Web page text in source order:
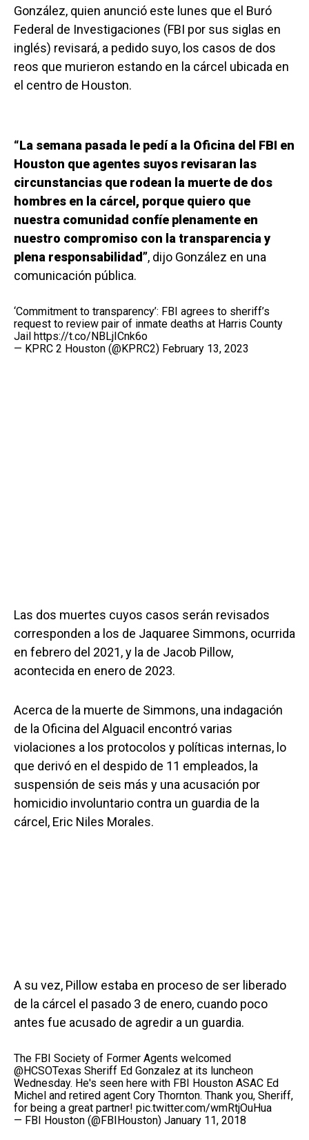
González, quien anunció este lunes que el Buró
Federal de Investigaciones (FBI por sus siglas en
inglés) revisará, a pedido suyo, los casos de dos
reos que murieron estando en la cárcel ubicada en
el centro de Houston.
“La semana pasada le pedí a la Oficina del FBI en
Houston que agentes suyos revisaran las
circunstancias que rodean la muerte de dos
hombres en la cárcel, porque quiero que
nuestra comunidad confíe plenamente en
nuestro compromiso con la transparencia y
plena responsabilidad”, dijo González en una
comunicación pública.
‘Commitment to transparency’: FBI agrees to sheriff’s
request to review pair of inmate deaths at Harris County
Jail https://t.co/NBLjICnk6o
— KPRC 2 Houston (@KPRC2) February 13, 2023
Las dos muertes cuyos casos serán revisados
corresponden a los de Jaquaree Simmons, ocurrida
en febrero del 2021, y la de Jacob Pillow,
acontecida en enero de 2023.
Acerca de la muerte de Simmons, una indagación
de la Oficina del Alguacil encontró varias
violaciones a los protocolos y políticas internas, lo
que derivó en el despido de 11 empleados, la
suspensión de seis más y una acusación por
homicidio involuntario contra un guardia de la
cárcel, Eric Niles Morales.
A su vez, Pillow estaba en proceso de ser liberado
de la cárcel el pasado 3 de enero, cuando poco
antes fue acusado de agredir a un guardia.
The FBI Society of Former Agents welcomed
@HCSOTexas Sheriff Ed Gonzalez at its luncheon
Wednesday. He's seen here with FBI Houston ASAC Ed
Michel and retired agent Cory Thornton. Thank you, Sheriff,
for being a great partner! pic.twitter.com/wmRtjOuHua
— FBI Houston (@FBIHouston) January 11, 2018